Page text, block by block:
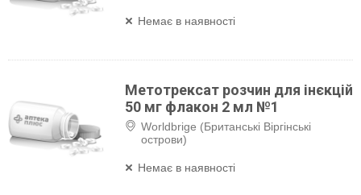
Немає в наявності
Метотрексат розчин для інєкцій
50 мг флакон 2 мл №1
Worldbrige (Британські Віргінські
острови)
Немає в наявності